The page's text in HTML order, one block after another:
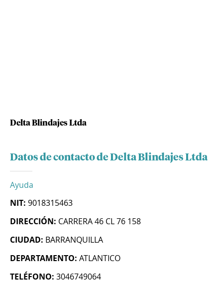
Delta Blindajes Ltda
Datos de contacto de Delta Blindajes Ltda
Ayuda
NIT: 9018315463
DIRECCIÓN: CARRERA 46 CL 76 158
CIUDAD: BARRANQUILLA
DEPARTAMENTO: ATLANTICO
TELÉFONO: 3046749064